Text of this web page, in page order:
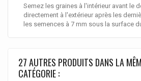
Semez les graines à l'intérieur avant le
directement à l'extérieur après les
les semences à 7 mm sous la surface
27 AUTRES PRODUITS DANS LA
CATÉGORIE :